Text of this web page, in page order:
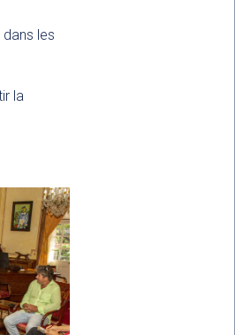
les
la